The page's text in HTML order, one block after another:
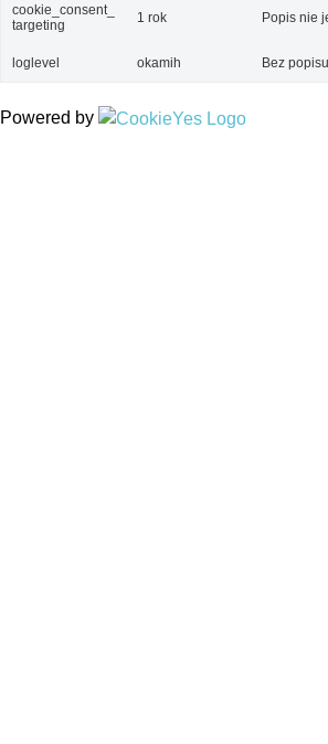
cookie_consent_
targeting
1 rok Popis nie
loglevel okamih Bez popisu
Powered by